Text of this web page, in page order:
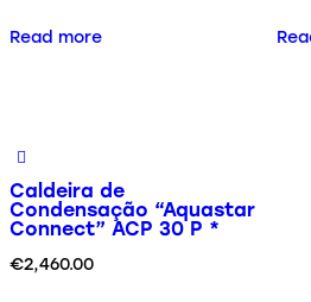
Read more
Caldeira de
Condensação “Aquastar
Connect” ACP 30 P *
€2,460.00